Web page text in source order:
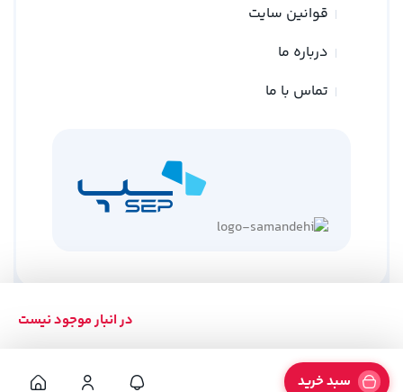
در انبار موجود نیست
سبد خرید
قوانین سایت
درباره ما
تماس با ما
کلیه حقوق متعلق به وبسایت نوین ترازو می باشد